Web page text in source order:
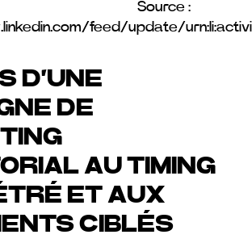
Source :
feed/update/
D’UNE
DE
AU TIMING
ET AUX
CIBLÉS